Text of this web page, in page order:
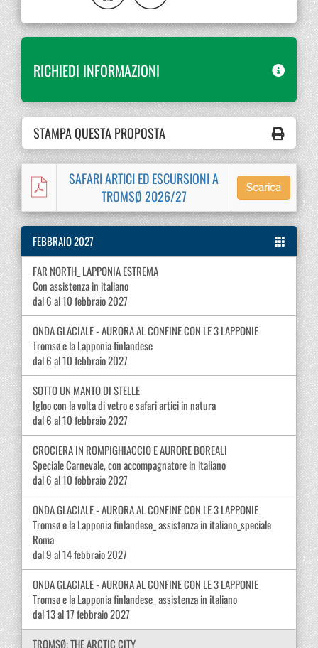
RICHIEDI INFORMAZIONI
STAMPA QUESTA PROPOSTA
SAFARI ARTICI ED ESCURSIONI A
TROMSØ 2026/27
Scarica
FEBBRAIO 2027
FAR NORTH_ LAPPONIA ESTREMA
Con assistenza in italiano
dal 6 al 10 febbraio 2027
ONDA GLACIALE - AURORA AL CONFINE CON LE 3 LAPPONIE
Tromsø e la Lapponia finlandese
dal 6 al 10 febbraio 2027
SOTTO UN MANTO DI STELLE
Igloo con la volta di vetro e safari artici in natura
dal 6 al 10 febbraio 2027
CROCIERA IN ROMPIGHIACCIO E AURORE BOREALI
Speciale Carnevale, con accompagnatore in italiano
dal 6 al 10 febbraio 2027
ONDA GLACIALE - AURORA AL CONFINE CON LE 3 LAPPONIE
Tromsø e la Lapponia finlandese_ assistenza in italiano_speciale
Roma
dal 9 al 14 febbraio 2027
ONDA GLACIALE - AURORA AL CONFINE CON LE 3 LAPPONIE
Tromsø e la Lapponia finlandese_ assistenza in italiano
dal 13 al 17 febbraio 2027
TROMSØ: THE ARCTIC CITY